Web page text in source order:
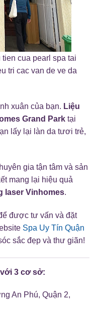
cua pearl spa tai
tri cac van de ve da
xuân của bạn. Liệu
Grand Park tại
lấy lại làn da tươi trẻ,
gia tận tâm và sản
mang lại hiệu quả
laser Vinhomes.
được tư vấn và đặt
Spa Uy Tín Quận
sắc đẹp và thư giãn!
3 cơ sở:
An Phú, Quận 2,